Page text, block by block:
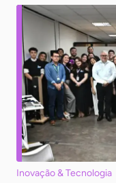
Inovação & Tecnologia